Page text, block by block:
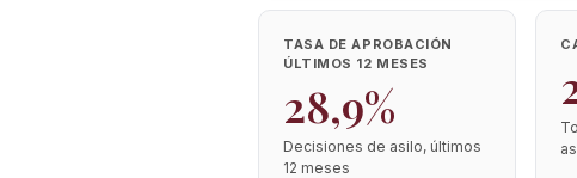
TASA DE APROBACIÓN
ÚLTIMOS 12 MESES
28,9%
Decisiones de asilo, últimos
12 meses